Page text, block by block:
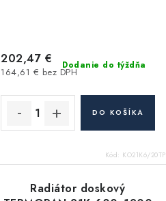
Dodanie do týždňa
164,61 € bez DPH
202,47 €
DO KOŠÍKA
Kód: KO21K6/20TP
Radiátor doskový